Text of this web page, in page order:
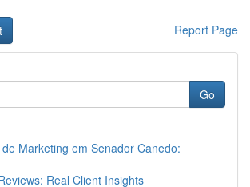
Report Page
Go
Marketing em Senador Canedo:
Real Client Insights